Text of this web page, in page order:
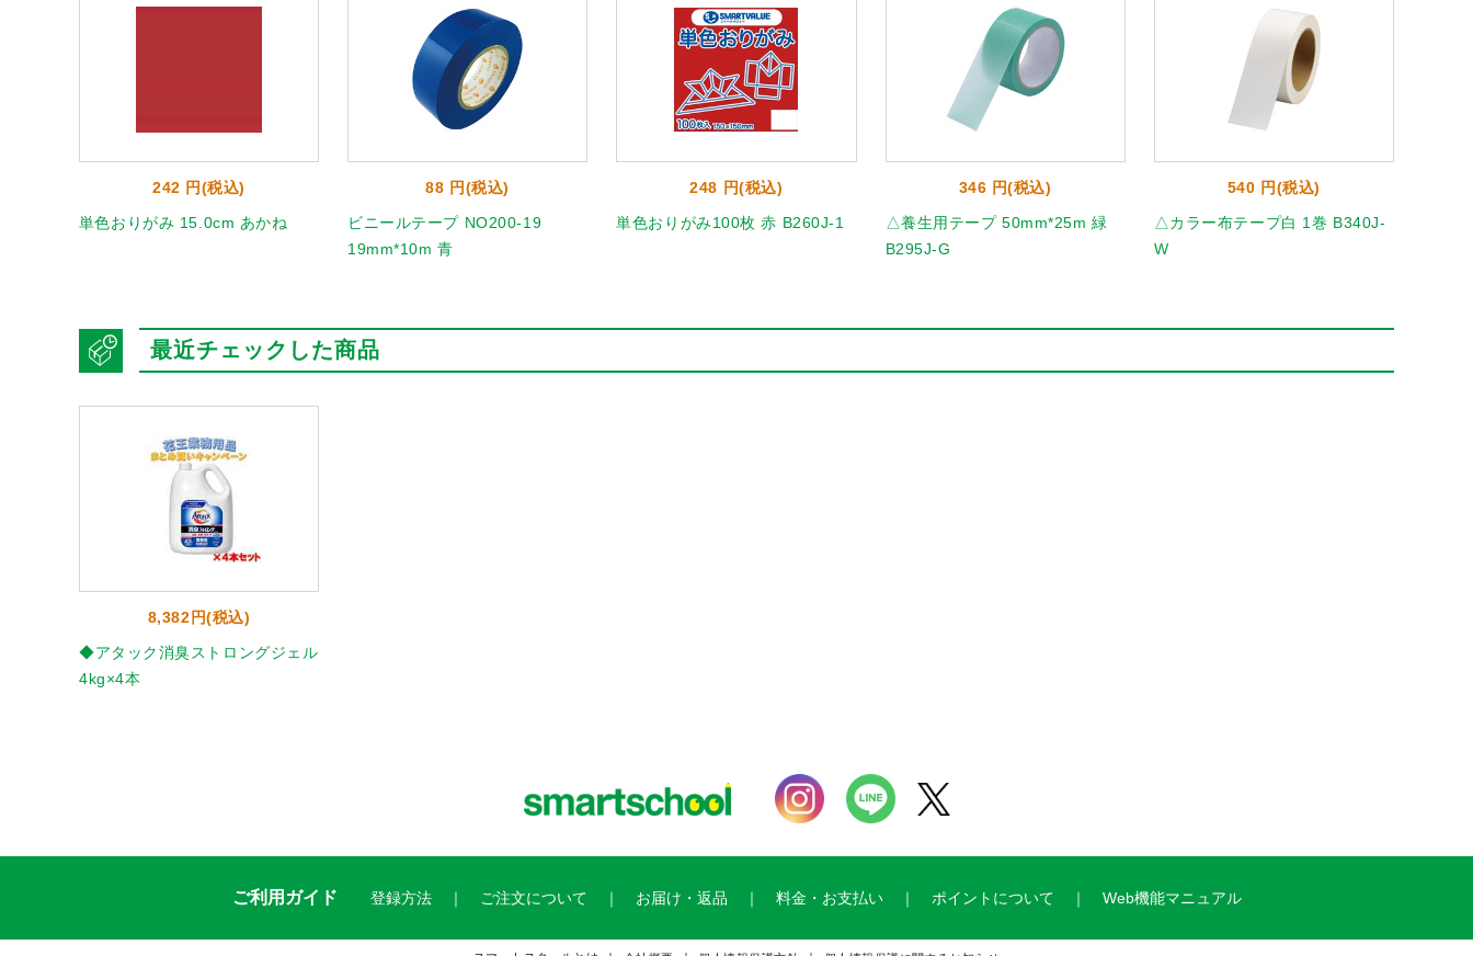
242 円(税込)
単色おりがみ 15.0cm あかね
88 円(税込)
ビニールテープ NO200-19
19mm*10m 青
248 円(税込)
単色おりがみ100枚 赤 B260J-1
346 円(税込)
△養生用テープ 50mm*25m 緑
B295J-G
540 円(税込)
△カラー布テープ白 1巻 B340J-
W
最近チェックした商品
8,382円(税込)
◆アタック消臭ストロングジェル
4kg×4本
ご利用ガイド 登録方法 ご注文について お届け・返品 料金・お支払い ポイントについて Web機能マニュアル